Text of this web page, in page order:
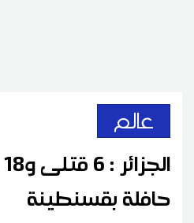
عالم
حافلة بقسنطينة